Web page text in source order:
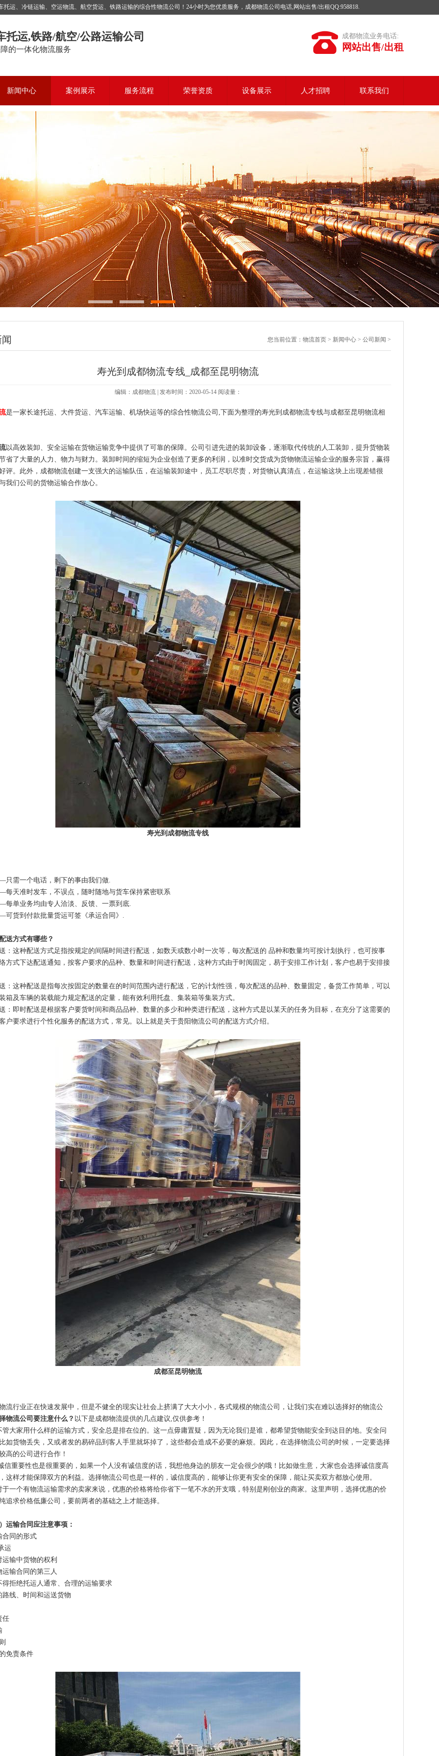
运、冷链运输、空运物流、航空货运、铁路运输的综合性物流公司！24小时为您优质服务，成都物流公司电话,网站出售/出租QQ:958818.
托运,铁路/航空/公路运输公司
的一体化物流服务
成都物流业务电话:
网站出售/出租
新闻中心 案例展示 服务流程 荣誉资质 设备展示 人才招聘 联系我们
您当前位置： 物流首页 > 新闻中心 > 公司新闻 >
寿光到成都物流专线_成都至昆明物流
编辑：成都物流 | 发布时间：2020-05-14 阅读量：
是一家长途托运、大件货运、汽车运输、机场快运等的综合性物流公司,下面为整理的寿光到成都物流专线与成都至昆明物流相
以高效装卸、安全运输在货物运输竞争中提供了可靠的保障。公司引进先进的装卸设备，逐渐取代传统的人工装卸，提升货物装
省了大量的人力、物力与财力。装卸时间的缩短为企业创造了更多的利润，以准时交货成为货物物流运输企业的服务宗旨，赢得
评。此外，成都物流创建一支强大的运输队伍，在运输装卸途中，员工尽职尽责，对货物认真清点，在运输这块上出现差错很
我们公司的货物运输合作放心。
寿光到成都物流专线
需一个电话，剩下的事由我们做.
天准时发车，不误点，随时随地与货车保持紧密联系
单业务均由专人洽淡、反馈、一票到底.
货到付款批量货运可签《承运合同》.
送方式有哪些？
：这种配送方式足指按规定的间隔时间进行配送，如数天或数小时一次等，毎次配送的 品种和数量均可按计划执行，也可按事
方式下达配送通知，按客户要求的品种、数量和时间进行配送，这种方式由于时阅固定，易于安排工作计划，客户也易于安排接
：这种配送是指每次按固定的数量在的时间范围内进行配送，它的计划性强，每次配送的品种、数量固定，备货工作简单，可以
箱及车辆的装载能力规定配送的定量，能有效利用托盘、集装箱等集装方式。
：即时配送是根据客户要货时间和商品品种、数量的多少和种类进行配送，这种方式是以某天的任务为目标，在充分了这需要的
户要求进行个性化服务的配送方式，常见。以上就是关于贵阳物流公司的配送方式介绍。
成都至昆明物流
流行业正在快速发展中，但是不健全的现实让社会上挤满了大大小小，各式规模的物流公司，让我们实在难以选择好的物流公
物流公司要注意什么？ 以下是成都物流提供的几点建议,仅供参考！
管大家用什么样的运输方式，安全总是排在位的。这一点毋庸置疑，因为无论我们是谁，都希望货物能安全到达目的地。安全问
如货物丢失，又或者发的易碎品到客人手里就坏掉了，这些都会造成不必要的麻烦。因此，在选择物流公司的时候，一定要选择
高的公司进行合作！
信重要性也是很重要的，如果一个人没有诚信度的话，我想他身边的朋友一定会很少的哦！比如做生意，大家也会选择诚信度高
这样才能保障双方的利益。选择物流公司也是一样的，诚信度高的，能够让你更有安全的保障，能让买卖双方都放心使用。
于一个有物流运输需求的卖家来说，优惠的价格将给你省下一笔不水的开支哦，特别是刚创业的商家。这里声明，选择优惠的价
追求价格低廉公司，要前两者的基础之上才能选择。
运输合同应注意事项：
合同的形式
运
输中货物的权利
运输合同的第三人
得拒绝托运人通常、合理的运输要求
路线、时间和运送货物
任
免责条件